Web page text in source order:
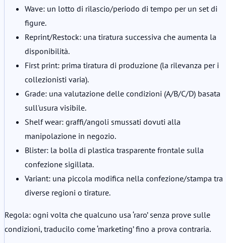
Wave: un lotto di rilascio/periodo di tempo per un set di
figure.
Reprint/Restock: una tiratura successiva che aumenta la
disponibilità.
First print: prima tiratura di produzione (la rilevanza per i
collezionisti varia).
Grade: una valutazione delle condizioni (A/B/C/D) basata
sull'usura visibile.
Shelf wear: graffi/angoli smussati dovuti alla
manipolazione in negozio.
Blister: la bolla di plastica trasparente frontale sulla
confezione sigillata.
Variant: una piccola modifica nella confezione/stampa tra
diverse regioni o tirature.
Regola: ogni volta che qualcuno usa ‘raro’ senza prove sulle
condizioni, traducilo come ‘marketing’ fino a prova contraria.